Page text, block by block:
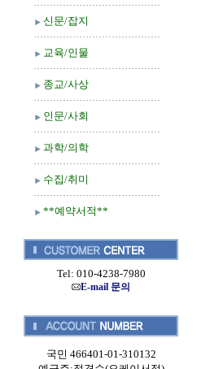
신문/잡지
교육/인물
종교/사상
인문/사회
과학/의학
수집/취미
**예약서적**
Tel: 010-4238-7980
E-mail 문의
국민 466401-01-310132